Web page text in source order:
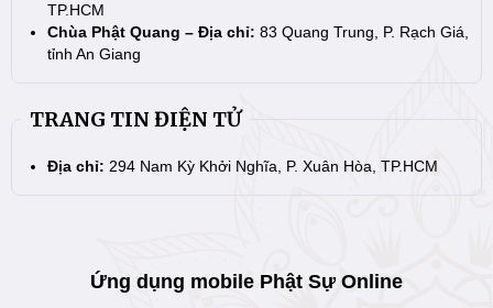
TP.HCM
Chùa Phật Quang – Địa chỉ: 83 Quang Trung, P. Rạch Giá,
tỉnh An Giang
TRANG TIN ĐIỆN TỬ
Địa chỉ: 294 Nam Kỳ Khởi Nghĩa, P. Xuân Hòa, TP.HCM
Ứng dụng mobile Phật Sự Online